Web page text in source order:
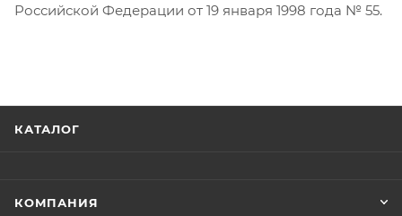
Российской Федерации от 19 января 1998 года № 55.
КАТАЛОГ
КОМПАНИЯ